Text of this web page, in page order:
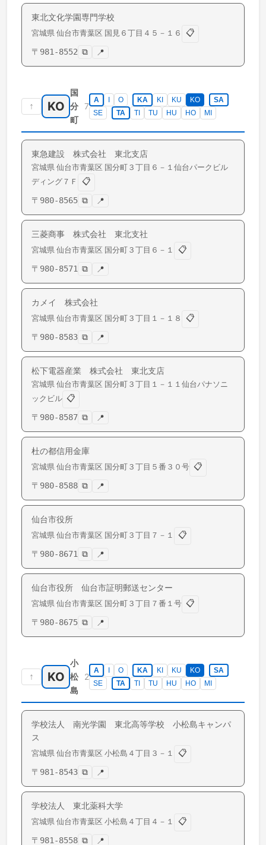
東北文化学園専門学校
宮城県 仙台市青葉区 国見 ６丁目４５－１６
📋
〒 981-8552 ⧉ 📍
↑ KO
国
分
町
7
A I O KA KI KU KO
SA
SE
TA TI TU HU HO MI
東急建設 株式会社 東北支店
宮城県 仙台市青葉区 国分町 ３丁目６－１仙台パークビル
ディング７Ｆ
📋
〒 980-8565 ⧉ 📍
三菱商事 株式会社 東北支社
宮城県 仙台市青葉区 国分町 ３丁目６－１
📋
〒 980-8571 ⧉ 📍
カメイ 株式会社
宮城県 仙台市青葉区 国分町 ３丁目１－１８
📋
〒 980-8583 ⧉ 📍
松下電器産業 株式会社 東北支店
宮城県 仙台市青葉区 国分町 ３丁目１－１１仙台パナソニ
ックビル 📋
〒 980-8587 ⧉ 📍
杜の都信用金庫
宮城県 仙台市青葉区 国分町 ３丁目５番３０号 📋
〒 980-8588 ⧉ 📍
仙台市役所
宮城県 仙台市青葉区 国分町 ３丁目７－１
📋
〒 980-8671 ⧉ 📍
仙台市役所 仙台市証明郵送センター
宮城県 仙台市青葉区 国分町 ３丁目７番１号 📋
〒 980-8675 ⧉ 📍
↑ KO
小
松
島
2
A I O KA KI KU KO
SA
SE
TA TI TU HU HO MI
学校法人 南光学園 東北高等学校 小松島キャンパ
ス
宮城県 仙台市青葉区 小松島 ４丁目３－１
📋
〒 981-8543 ⧉ 📍
学校法人 東北薬科大学
宮城県 仙台市青葉区 小松島 ４丁目４－１
📋
〒 981-8558 ⧉ 📍